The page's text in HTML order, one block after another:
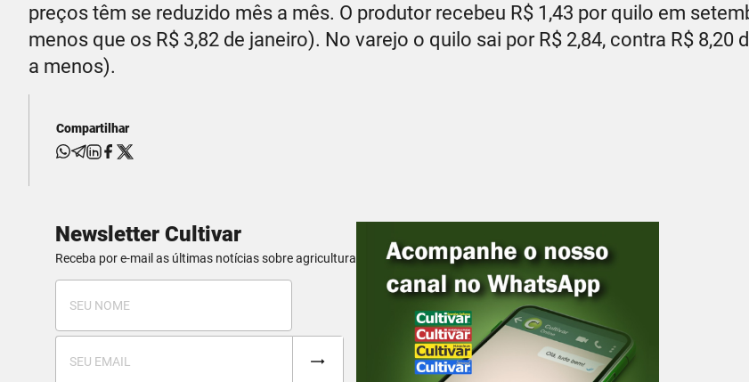
preços têm se reduzido mês a mês. O produtor recebeu R$ 1,43 por quilo em
menos que os R$ 3,82 de janeiro). No varejo o quilo sai por R$ 2,84, contra R$ 8,20
a menos).
Compartilhar
Newsletter Cultivar
Receba por e-mail as últimas notícias sobre agricultura